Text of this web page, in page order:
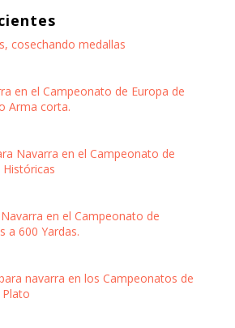
cosechando medallas
en el Campeonato de Europa de
Arma corta.
Navarra en el Campeonato de
Históricas
en el Campeonato de
a 600 Yardas.
navarra en los Campeonatos de